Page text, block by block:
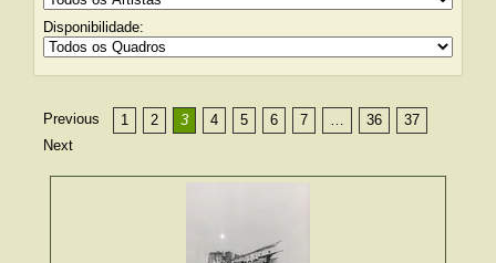
Disponibilidade:
Previous 1 2 3 4 5 6 7 … 36
37
Next